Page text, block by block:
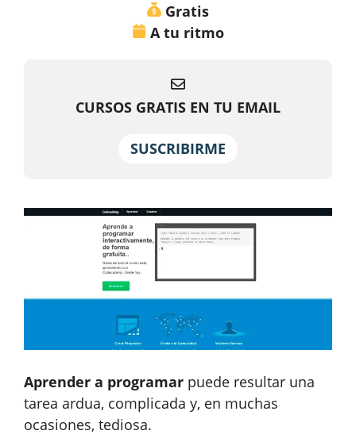
Gratis
A tu ritmo
CURSOS GRATIS EN TU EMAIL
SUSCRIBIRME
Aprender a programar puede resultar una
tarea ardua, complicada y, en muchas
ocasiones, tediosa.